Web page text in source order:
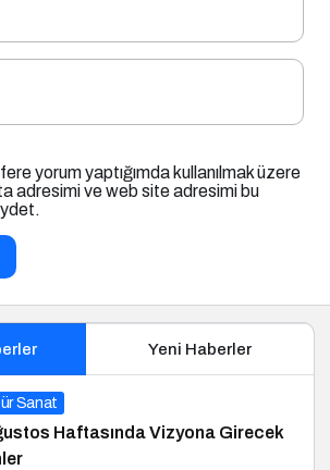
yorum yaptığımda kullanılmak üzere
adresimi ve web site adresimi bu
Yeni Haberler
Sanat
Haftasında Vizyona Girecek